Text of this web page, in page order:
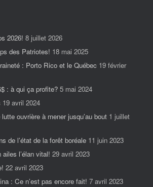
2026! 8 juillet 2026
des Patriotes! 18 mai 2025
: Porto Rico et le Québec 19 février
: à qui ça profite? 5 mai 2024
19 avril 2024
lutte ouvrière à mener jusqu’au bout 1 juillet
de l’état de la forêt boréale 11 juin 2023
ailes l’élan vital! 29 avril 2023
22 avril 2023
: Ce n’est pas encore fait! 7 avril 2023